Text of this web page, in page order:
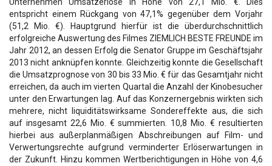
Unternehmen Umsatzerlöse in Höhe von 27,1 Mio. €. Dies
entspricht einem Rückgang von 47,1% gegenüber dem Vorjahr
(51,2 Mio. €). Hauptgrund hierfür ist die überdurchschnittlich
erfolgreiche Auswertung des Filmes ZIEMLICH BESTE FREUNDE im
Jahr 2012, an dessen Erfolg die Senator Gruppe im Geschäftsjahr
2013 nicht anknüpfen konnte. Gleichzeitig konnte die Gesellschaft
die Umsatzprognose von 30 bis 33 Mio. € für das Gesamtjahr nicht
erreichen, da auch im vierten Quartal die Anzahl der Kinobesucher
unter den Erwartungen lag. Auf das Konzernergebnis wirkten sich
mehrere, nicht liquiditätswirksame Sondereffekte aus, die sich
auf insgesamt 22,6 Mio. € summierten. 10,8 Mio. € resultierten
hierbei aus außerplanmäßigen Abschreibungen auf Film- und
Verwertungsrechte aufgrund verminderter Erlöserwartungen in
der Zukunft. Hinzu kommen Wertberichtigungen in Höhe von 4,6